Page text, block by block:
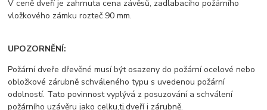
V ceně dveří je zahrnuta cena závěsů, zadlabacího požárního
vložkového zámku rozteč 90 mm.
UPOZORNĚNÍ:
Požární dveře dřevěné musí být osazeny do požární ocelové nebo
obložkové zárubně schváleného typu s uvedenou požární
odolností. Tato povinnost vyplývá z posuzování a schválení
požárního uzávěru jako celku,tj.dveří i zárubně.